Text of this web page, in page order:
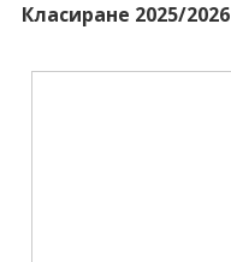
Класиране 2025/2026